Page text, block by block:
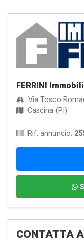
FERRINI
Via Tosco
Cascina (PI)
Rif. annuncio:
CONTATTA